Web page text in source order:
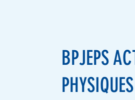
BPJEPS